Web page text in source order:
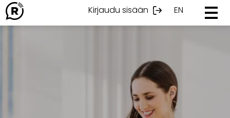
Ohita
sisältöön
Kirjaudu sisään EN